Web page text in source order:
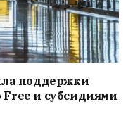
поддержки
Free и субсидиями